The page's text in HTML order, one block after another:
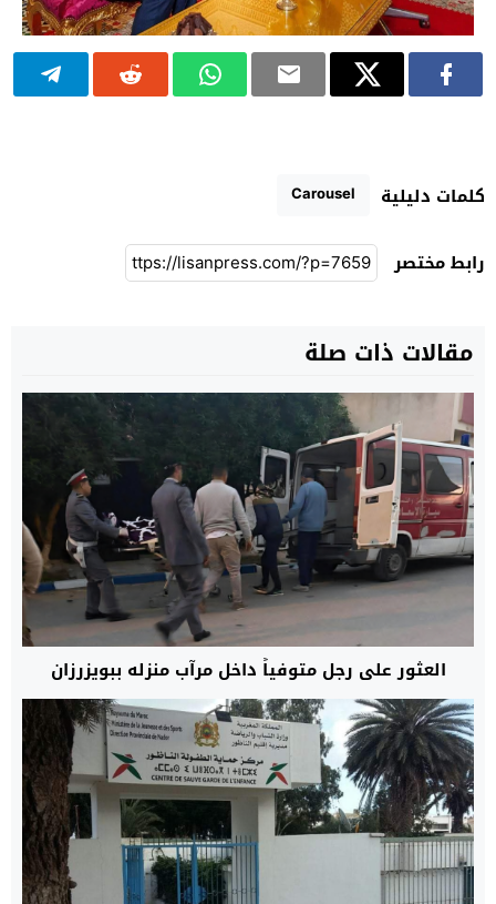
كلمات دليلية Carousel
رابط مختصر
مقالات ذات صلة
العثور على رجل متوفياً داخل مرآب منزله ببويزرزان